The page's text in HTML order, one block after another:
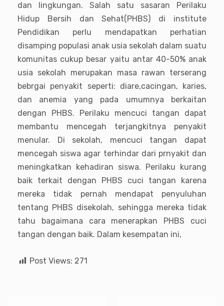
dan lingkungan. Salah satu sasaran Perilaku
Hidup Bersih dan Sehat(PHBS) di institute
Pendidikan perlu mendapatkan perhatian
disamping populasi anak usia sekolah dalam suatu
komunitas cukup besar yaitu antar 40-50% anak
usia sekolah merupakan masa rawan terserang
bebrgai penyakit seperti: diare,cacingan, karies,
dan anemia yang pada umumnya berkaitan
dengan PHBS. Perilaku mencuci tangan dapat
membantu mencegah terjangkitnya penyakit
menular. Di sekolah, mencuci tangan dapat
mencegah siswa agar terhindar dari prnyakit dan
meningkatkan kehadiran siswa. Perilaku kurang
baik terkait dengan PHBS cuci tangan karena
mereka tidak pernah mendapat penyuluhan
tentang PHBS disekolah, sehingga mereka tidak
tahu bagaimana cara menerapkan PHBS cuci
tangan dengan baik. Dalam kesempatan ini,
Post Views: 271